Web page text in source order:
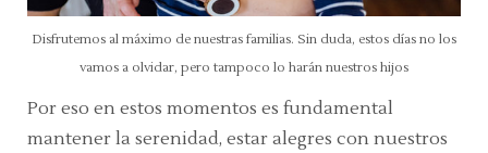
Disfrutemos al máximo de nuestras familias. Sin duda, estos días no los
vamos a olvidar, pero tampoco lo harán nuestros hijos
Por eso en estos momentos es fundamental
mantener la serenidad, estar alegres con nuestros